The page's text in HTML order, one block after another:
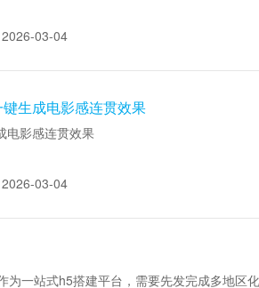
2026-03-04
生成电影感连贯效果
电影感连贯效果
2026-03-04
一站式h5搭建平台，需要先发完成多地区